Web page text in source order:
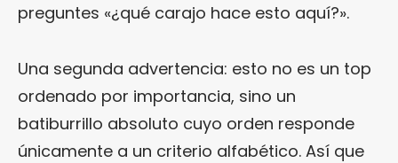
preguntes «¿qué carajo hace esto aquí?».
Una segunda advertencia: esto no es un top
ordenado por importancia, sino un
batiburrillo absoluto cuyo orden responde
únicamente a un criterio alfabético. Así que